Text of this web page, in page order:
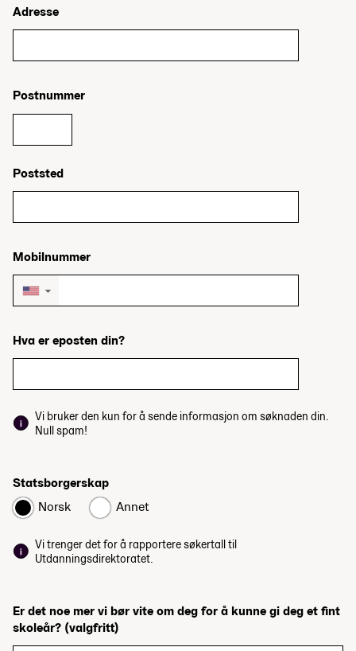
Adresse
Postnummer
Poststed
Mobilnummer
▼
Hva er eposten din?
Vi bruker den kun for å sende informasjon om søknaden din.
Null spam!
Statsborgerskap
Norsk
Annet
Vi trenger det for å rapportere søkertall til
Utdanningsdirektoratet.
Er det noe mer vi bør vite om deg for å kunne gi deg et fint
skoleår? (valgfritt)